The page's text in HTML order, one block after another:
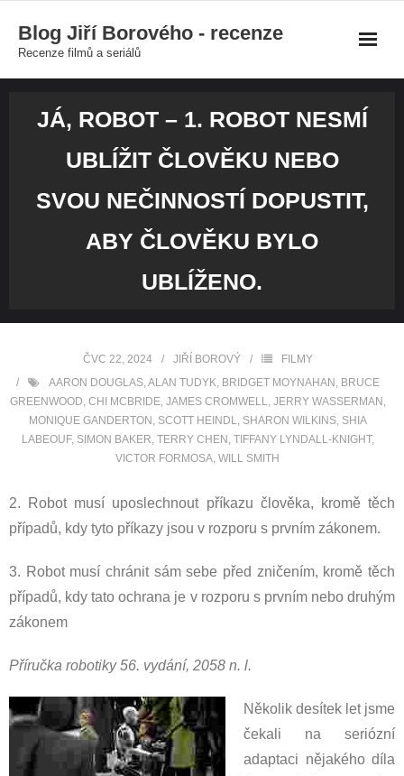
content
Blog Jiří Borového - recenze
Recenze filmů a seriálů
JÁ, ROBOT – 1. ROBOT NESMÍ
UBLÍŽIT ČLOVĚKU NEBO
SVOU NEČINNOSTÍ DOPUSTIT,
ABY ČLOVĚKU BYLO
UBLÍŽENO.
ČVC 22, 2024 JIŘÍ BOROVÝ
FILMY
AARON DOUGLAS,ALAN TUDYK, BRIDGET MOYNAHAN , BRUCE
GREENWOOD, CHI MCBRIDE, JAMES CROMWELL, JERRY WASSERMAN ,
MONIQUE GANDERTON , SCOTT HEINDL, SHARON WILKINS, SHIA
LABEOUF, SIMON BAKER, TERRY CHEN , TIFFANY LYNDALL-KNIGHT,
VICTOR FORMOSA, WILL SMITH
2. Robot musí uposlechnout příkazu člověka, kromě těch
případů, kdy tyto příkazy jsou v rozporu s prvním zákonem.
3. Robot musí chránit sám sebe před zničením, kromě těch
případů, kdy tato ochrana je v rozporu s prvním nebo druhým
zákonem
Příručka robotiky 56. vydání, 2058 n. l.
Několik desítek let jsme
čekali na seriózní
adaptaci nějakého díla